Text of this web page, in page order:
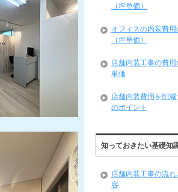
（坪単価）
オフィスの内装費用
（坪単価）
店舗内装工事の費
単価
店舗内装費用を削減
のポイント
知っておきたい基礎知
店舗内装工事の流れ
容